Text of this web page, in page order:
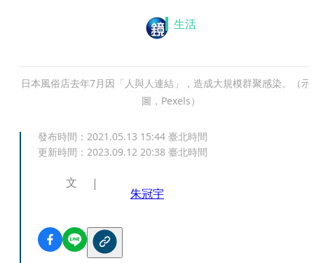
生活
日本風俗店去年7月因「人與人連結」，造成大規模群聚感染。（示
圖，Pexels）
發布時間： 2021.05.13 15:44 臺北時間
更新時間： 2023.09.12 20:38 臺北時間
文
朱冠宇